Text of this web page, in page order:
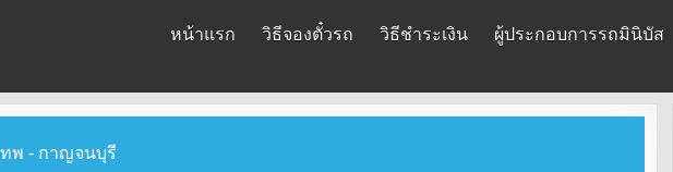
หน้าแรก วิธีจองตั๋วรถ วิธีชำระเงิน ผู้ประกอบการรถมินิบัส
ทพ - กาญจนบุรี